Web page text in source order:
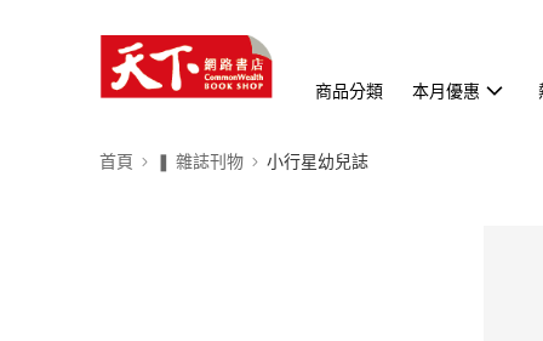
商品分類 本月優惠
首頁 ❚ 雜誌刊物 小行星幼兒誌